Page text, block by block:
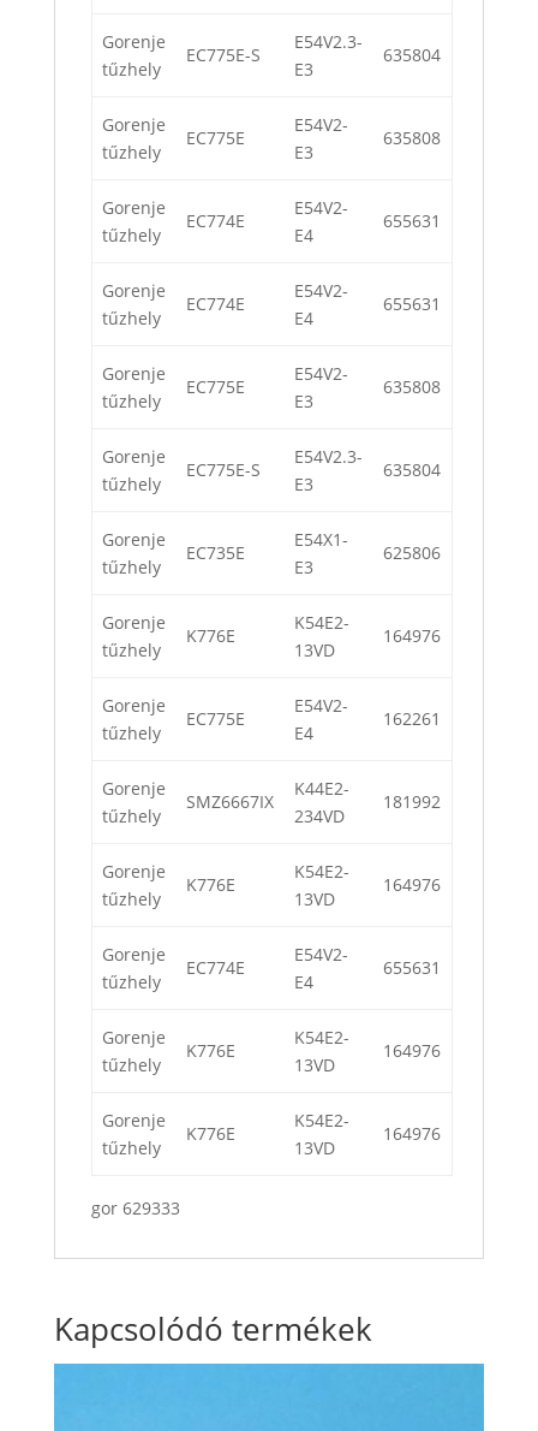
Gorenje
tűzhely
EC775E-S
E54V2.3-
E3
635804
Gorenje
tűzhely
EC775E
E54V2-
E3
635808
Gorenje
tűzhely
EC774E
E54V2-
E4
655631
Gorenje
tűzhely
EC774E
E54V2-
E4
655631
Gorenje
tűzhely
EC775E
E54V2-
E3
635808
Gorenje
tűzhely
EC775E-S
E54V2.3-
E3
635804
Gorenje
tűzhely
EC735E
E54X1-
E3
625806
Gorenje
tűzhely
K776E
K54E2-
13VD
164976
Gorenje
tűzhely
EC775E
E54V2-
E4
162261
Gorenje
tűzhely
SMZ6667IX
K44E2-
234VD
181992
Gorenje
tűzhely
K776E
K54E2-
13VD
164976
Gorenje
tűzhely
EC774E
E54V2-
E4
655631
Gorenje
tűzhely
K776E
K54E2-
13VD
164976
Gorenje
tűzhely
K776E
K54E2-
13VD
164976
gor 629333
Kapcsolódó termékek